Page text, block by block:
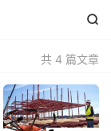

共 4 篇文章